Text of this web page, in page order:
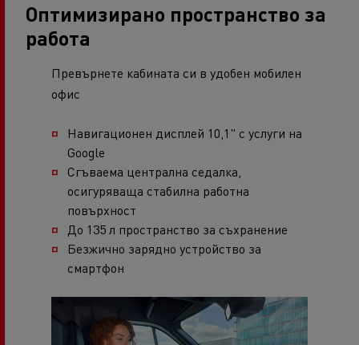
Оптимизирано пространство за
работа
Превърнете кабината си в удобен мобилен
офис
Навигационен дисплей 10,1" с услуги на
Google
Сгъваема централна седалка,
осигуряваща стабилна работна
повърхност
До 135 л пространство за съхранение
Безжично зарядно устройство за
смартфон